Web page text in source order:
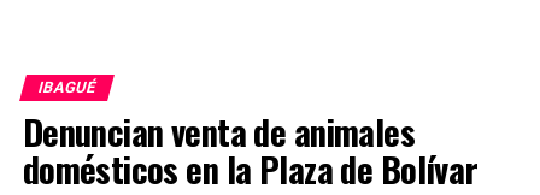
IBAGUÉ
Denuncian venta de animales
domésticos en la Plaza de Bolívar